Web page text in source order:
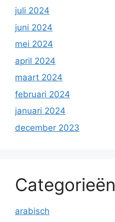
juli 2024
juni 2024
mei 2024
april 2024
maart 2024
februari 2024
januari 2024
december 2023
Categorieën
arabisch